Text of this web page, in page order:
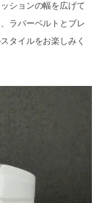
ションの幅を広げて
ラバーベルトとブレ
タイルをお楽しみく